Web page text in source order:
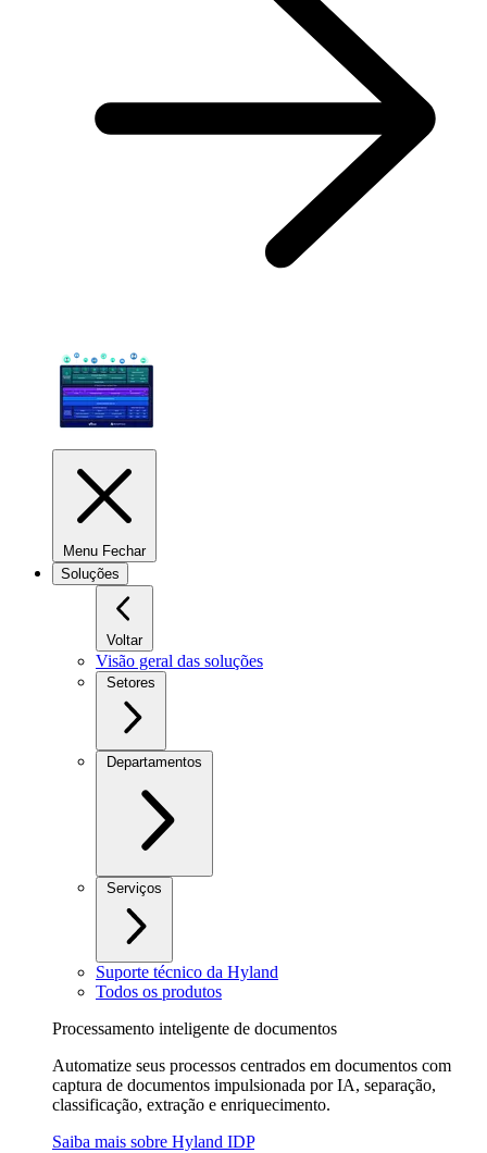
Menu Fechar
Soluções
Voltar
Visão geral das soluções
Setores
Departamentos
Serviços
Suporte técnico da Hyland
Todos os produtos
Processamento inteligente de documentos
Automatize seus processos centrados em documentos com
captura de documentos impulsionada por IA, separação,
classificação, extração e enriquecimento.
Saiba mais sobre Hyland IDP